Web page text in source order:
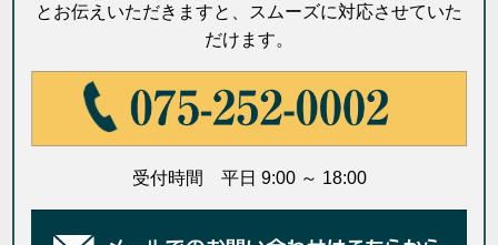
とお伝えいただきますと、スムーズに対応させていた
だけます。
受付時間 平日 9:00 ～ 18:00